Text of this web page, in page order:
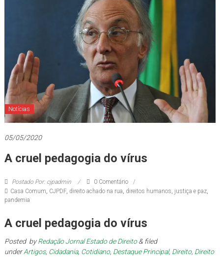
Arquidiocese
Brasília
Notícias
05/05/2020
A cruel pedagogia do vírus
Postado Por: cjpadmin
0 Comentário
Casa Comum CJPDF, direito achado na rua direitos humanos justiça e paz,
pandemia
A cruel pedagogia do vírus
Posted byRedação Jornal Estado de Direito &filed
underArtigos, Cidadania, Cotidiano, Destaque Principal, Direito, Direito